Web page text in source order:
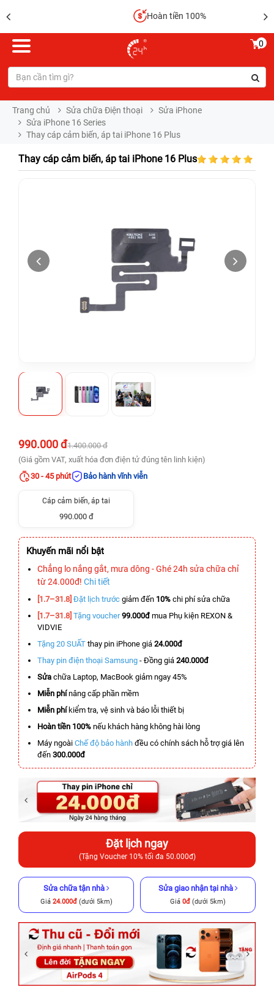
Hoàn tiền 100%
0
Trang chủ Sửa chữa Điện thoại
Sửa iPhone
Sửa iPhone 16 Series
Thay cáp cảm biến, áp tai iPhone 16 Plus
Thay cáp cảm biến, áp tai iPhone 16 Plus
990.000 đ1.400.000 đ
(Giá gồm VAT, xuất hóa đơn điện tử đúng tên linh kiện)
30 - 45 phút
Bảo hành vĩnh viễn
Cáp cảm biến, áp tai
990.000 đ
Khuyến mãi nổi bật
Chẳng lo nắng gắt, mưa dông - Ghé 24h sửa chữa chỉ
từ 24.000đ! Chi tiết
[1.7–31.8] Đặt lịch trước giảm đến 10% chi phí sửa chữa
[1.7–31.8] Tặng voucher 99.000đmua Phụ kiện REXON &
VIDVIE
Tặng 20 SUẤT thay pin iPhone giá 24.000đ
Thay pin điện thoại Samsung - Đồng giá 240.000đ
Sửa chữa Laptop, MacBook giảm ngay 45%
Miễn phínâng cấp phần mềm
Miễn phíkiểm tra, vệ sinh và báo lỗi thiết bị
Hoàn tiền 100% nếu khách hàng không hài lòng
Máy ngoài Chế độ bảo hành đều có chính sách hỗ trợ giá lên
đến 300.000đ
Đặt lịch ngay
(Tặng Voucher 10% tối đa 50.000đ)
Sửa chữa tận nhà
Giá 24.000đ(dưới 5km)
Sửa giao nhận tại nhà
Giá 0đ (dưới 5km)